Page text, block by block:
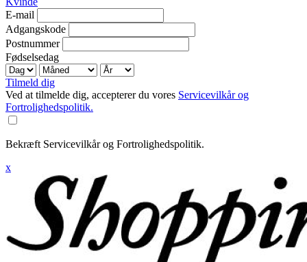
E-mail
Adgangskode
Postnummer
Fødselsedag
Tilmeld dig
Ved at tilmelde dig, accepterer du vores Servicevilkår og
Fortrolighedspolitik.
Bekræft Servicevilkår og Fortrolighedspolitik.
x